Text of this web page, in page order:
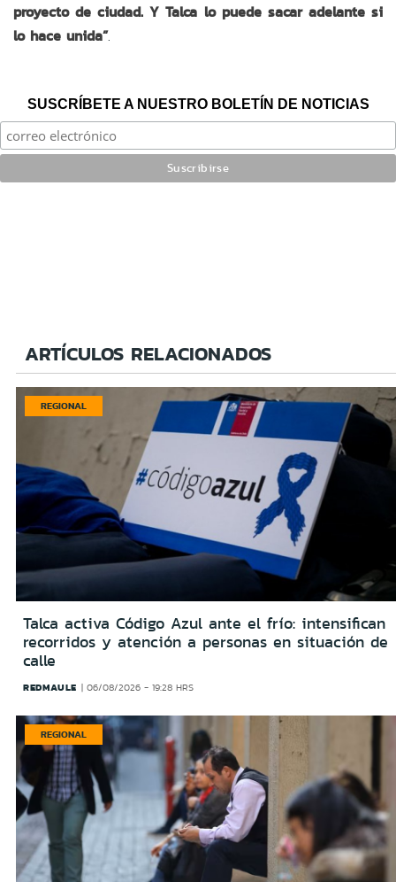
proyecto de ciudad. Y Talca lo puede sacar adelante si
lo hace unida”.
SUSCRÍBETE A NUESTRO BOLETÍN DE NOTICIAS
ARTÍCULOS RELACIONADOS
REGIONAL
Talca activa Código Azul ante el frío: intensifican
recorridos y atención a personas en situación de
calle
REDMAULE 06/08/2026 - 19:28 HRS
REGIONAL